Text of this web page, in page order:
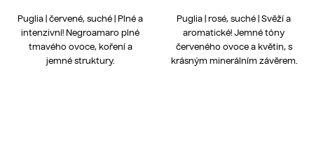
Puglia | červené, suché | Plné a
intenzivní! Negroamaro plné
tmavého ovoce, koření a
jemné struktury.
Puglia | rosé, suché | Svěží a
aromatické! Jemné tóny
červeného ovoce a květin, s
krásným minerálním závěrem.